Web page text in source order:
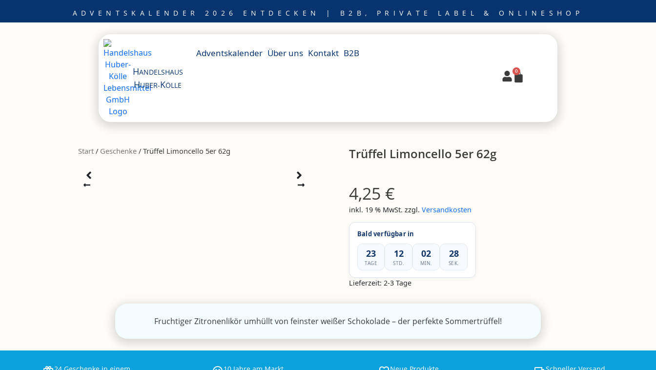
ADVENTSKALENDER 2026 ENTDECKEN | B2B, PRIVATE LABEL & ONLINESHOP
HANDELSHAUS
HUBER-KÖLLE
Adventskalender Über uns Kontakt B2B
0
Warenkorb
Start / Geschenke / Trüffel Limoncello 5er 62g Trüffel Limoncello 5er 62g
4,25 €
inkl. 19 % MwSt. zzgl. Versandkosten
Bald verfügbar in
23
TAGE
12
STD.
02
MIN.
28
SEK.
Lieferzeit: 2-3 Tage
Fruchtiger Zitronenlikör umhüllt von feinster weißer Schokolade – der perfekte Sommertrüffel!